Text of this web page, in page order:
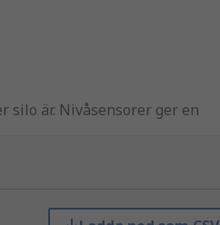
är. Nivåsensorer ger en